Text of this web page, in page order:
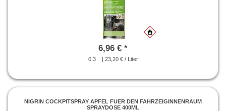
6,96 € *
0.3 | 23,20 € / Liter
NIGRIN COCKPITSPRAY APFEL FUER DEN FAHRZEIGINNENRAUM
SPRAYDOSE 400ML